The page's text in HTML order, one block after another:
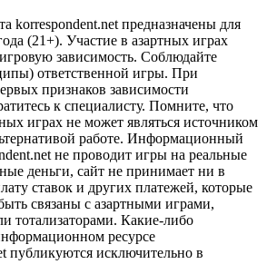
korrespondent.net предназначены для
(21+). Участие в азартных играх
зависимость. Соблюдайте
ответственной игры. При
признаков зависимости
к специалисту. Помните, что
играх не может являться источником
работе. Информационный
не проводит игры на реальные
деньги, сайт не принимает ни в
ставок и других платежей, которые
связаны с азартными играми,
тотализаторами. Какие-либо
ресурсе
публикуются исключительно в